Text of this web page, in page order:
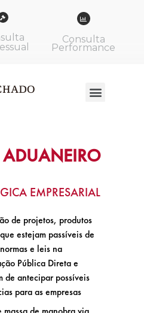
Consulta
Performance
EMPRESARIAL
de projetos, produtos
estejam passíveis de
e leis na
Pública Direta e
de antecipar possíveis
para as empresas